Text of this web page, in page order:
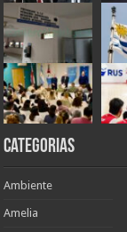
Categorias
Ambiente
Amelia